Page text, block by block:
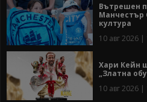
Вътрешен
Манчестър
култура
10 авг 2026 |
Хари Кейн
„Златна
10 авг 2026 |